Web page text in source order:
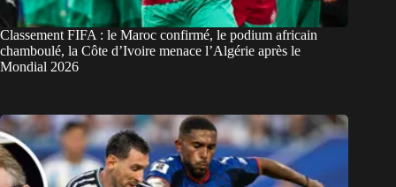
Classement FIFA : le Maroc confirmé, le podium africain
chamboulé, la Côte d’Ivoire menace l’Algérie après le
Mondial 2026